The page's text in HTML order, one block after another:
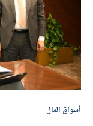
أسواق المال